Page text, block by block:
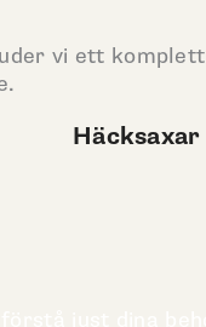
vi ett komplett
Häcksaxar